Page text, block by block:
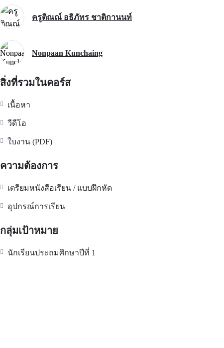
ครูติณณ์ อธิภัทร ชาติกานนท์
Nonpaan Kunchaing
สิ่งที่รวมในคอร์ส
เนื้อหา
วีดีโอ
ใบงาน (PDF)
ความต้องการ
เตรียมหนังสือเรียน / แบบฝึกหัด
อุปกรณ์การเรียน
กลุ่มเป้าหมาย
นักเรียนประถมศึกษาปีที่ 1